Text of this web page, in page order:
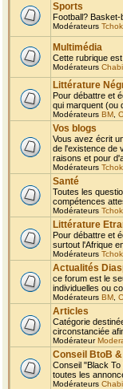
Sports
Football?
Modérateurs
Multimédia
Cette rubrique
Modérateurs
Littérature
Pour débattre et
qui marquent (ou
Modérateurs BM
Vos blogs
Vous avez écrit
de l'existence de
raisons et pour
Modérateurs
Santé
Toutes les
compétences
Modérateurs
Littérature
Pour débattre et
surtout l'Afrique
Modérateurs
Actualités
ce forum est le
individuelles ou
Modérateurs BM
Articles
Catégorie
circonstanciée
Modérateur
Conseil BtoB
Conseil "Black
toutes les
Modérateurs